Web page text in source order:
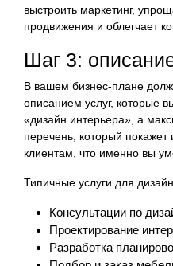
выстроить маркетинг,
продвижения и облегчает
Шаг 3:
В вашем бизнес-плане
описанием услуг, которые
«дизайн интерьера», а
перечень, который
клиентам, что именно вы
Типичные услуги для
Консультации по
Проектирование
Разработка